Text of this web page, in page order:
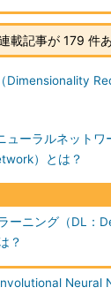
載記事が 179 件
Dimensionality
ューラルネットワ
）とは？
ーニング（DL：
？
Neural